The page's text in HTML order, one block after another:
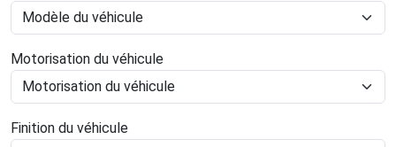
Motorisation du véhicule
Finition du véhicule